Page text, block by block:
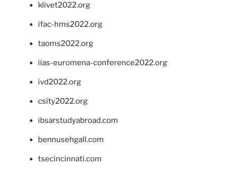
klivet2022.org
ifac-hms2022.org
taoms2022.org
iias-euromena-conference2022.org
ivd2022.org
csity2022.org
ibsarstudyabroad.com
bennusehgall.com
tsecincinnati.com